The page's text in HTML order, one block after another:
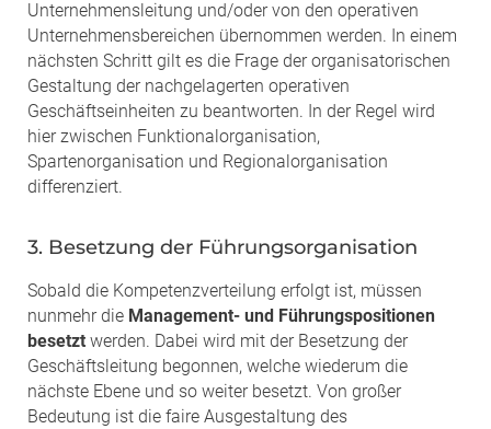
Unternehmensleitung und/oder von den operativen
Unternehmensbereichen übernommen werden. In einem
nächsten Schritt gilt es die Frage der organisatorischen
Gestaltung der nachgelagerten operativen
Geschäftseinheiten zu beantworten. In der Regel wird
hier zwischen Funktionalorganisation,
Spartenorganisation und Regionalorganisation
differenziert.
3. Besetzung der Führungsorganisation
Sobald die Kompetenzverteilung erfolgt ist, müssen
nunmehr die Management- und Führungspositionen
besetzt werden. Dabei wird mit der Besetzung der
Geschäftsleitung begonnen, welche wiederum die
nächste Ebene und so weiter besetzt. Von großer
Bedeutung ist die faire Ausgestaltung des